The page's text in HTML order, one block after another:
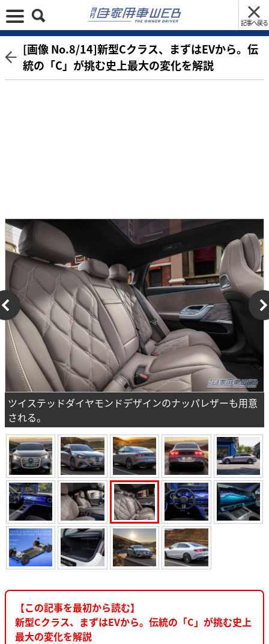
記事へ戻る
[画像 No.8/14]新型Cクラス、まずはEVから。伝
統の「C」が挑む史上最大の変化を解説
ツイステッドダイヤモンドデザインのナッパレザーも用意
される。
【この記事を最初から読む】
新型Cクラス、まずはEVから。伝統の「C」が挑む史上
最大の変化を解説